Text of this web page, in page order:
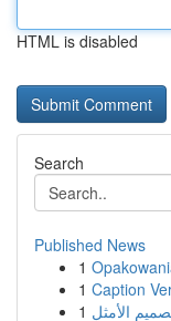
HTML is disabled
Search
Published News
1
1 Caption
1